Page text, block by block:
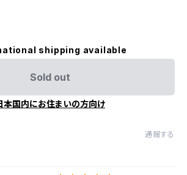
shipping available
Sold out
本国内にお住まいの方向け
通報する